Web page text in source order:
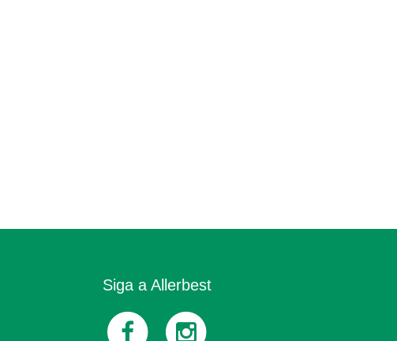
Siga a Allerbest